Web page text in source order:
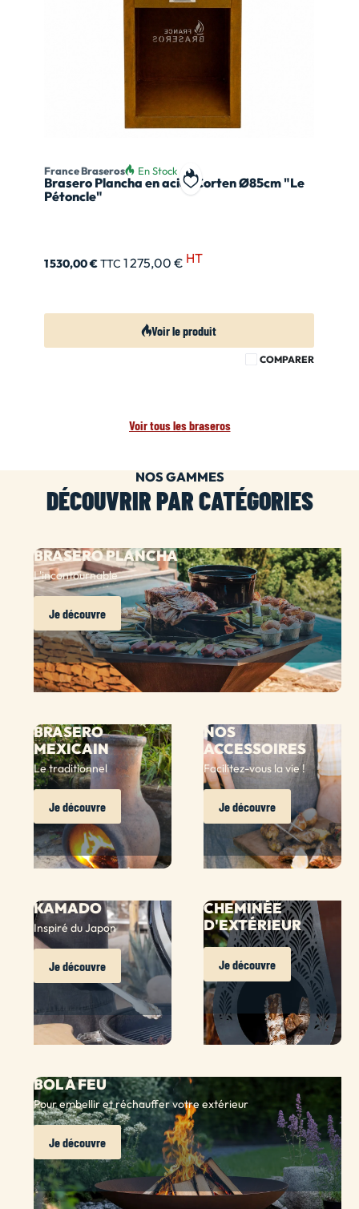
Ajouter à ma liste de souhait
France Braseros En Stock
Brasero Plancha en acier Corten Ø85cm "Le
Pétoncle"
1 530,00 €TTC 1 275,00 € HT
Voir le produit
COMPARER
Voir tous les braseros
NOS GAMMES
DÉCOUVRIR PAR CATÉGORIES
BRASERO PLANCHA
L'incontournable
Je découvre
BRASERO
MEXICAIN
Le traditionnel
Je découvre
NOS
ACCESSOIRES
Facilitez-vous la vie !
Je découvre
KAMADO
Inspiré du Japon
Je découvre
CHEMINÉE
D'EXTÉRIEUR
Je découvre
BOL À FEU
Pour embellir et réchauffer votre extérieur
Je découvre